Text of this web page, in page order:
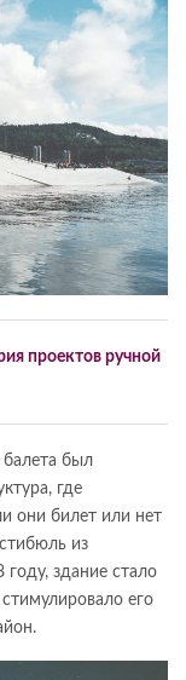
проектов ручной
был
где
они билет или нет
из
здание стало
его